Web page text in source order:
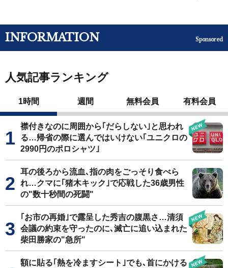
INFORMATION Sponsored
人気記事ランキング
1時間 週間 無料会員 有料会員
襟付きなのに周囲から｢だらしない｣と思われ
る…帰省の際に選んではいけない｢ユニクロの
2990円のポロシャツ｣
耳の後ろから流血､指の肉をごっそり食べら
れ…クマに｢猪木キック｣で応戦した36歳男性
の"数十秒間の死闘"
｢お市の再婚｣で露呈した秀吉の腹黒さ…清須
会議の約束を守ったのに､滅亡に追い込まれた
柴田勝家の"急所"
額に貼る｢熱を冷ますシート｣でも､首にかける